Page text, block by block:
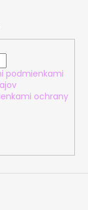
podmienkami
ochrany